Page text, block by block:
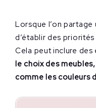
Lorsque l’on partage
d’établir des
Cela peut inclure
le choix des
comme les couleurs